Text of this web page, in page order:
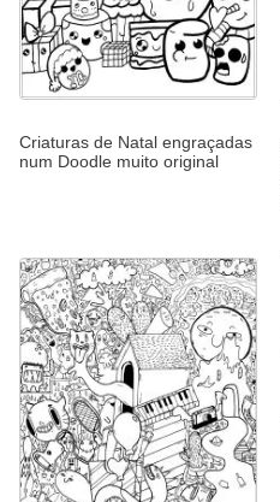
Criaturas de Natal engraçadas
num Doodle muito original